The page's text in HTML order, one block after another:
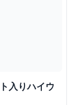
入りハイウ